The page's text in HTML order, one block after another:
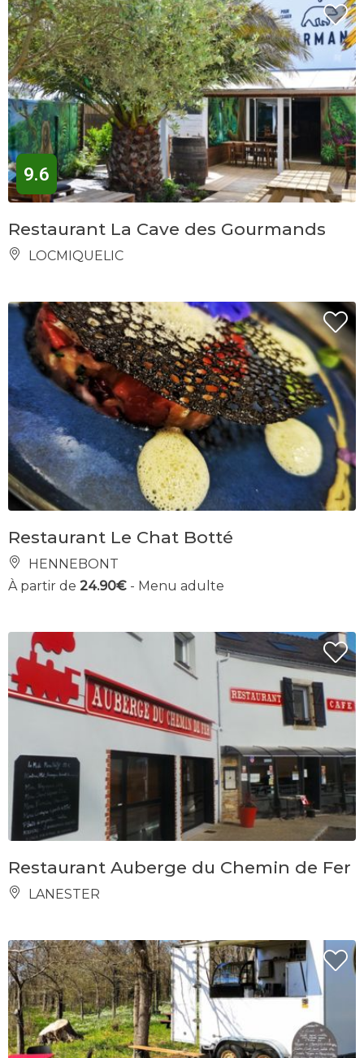
9.6
Restaurant La Cave des Gourmands
LOCMIQUELIC
Restaurant Le Chat Botté
HENNEBONT
À partir de 24.90€ - Menu adulte
Restaurant Auberge du Chemin de Fer
LANESTER